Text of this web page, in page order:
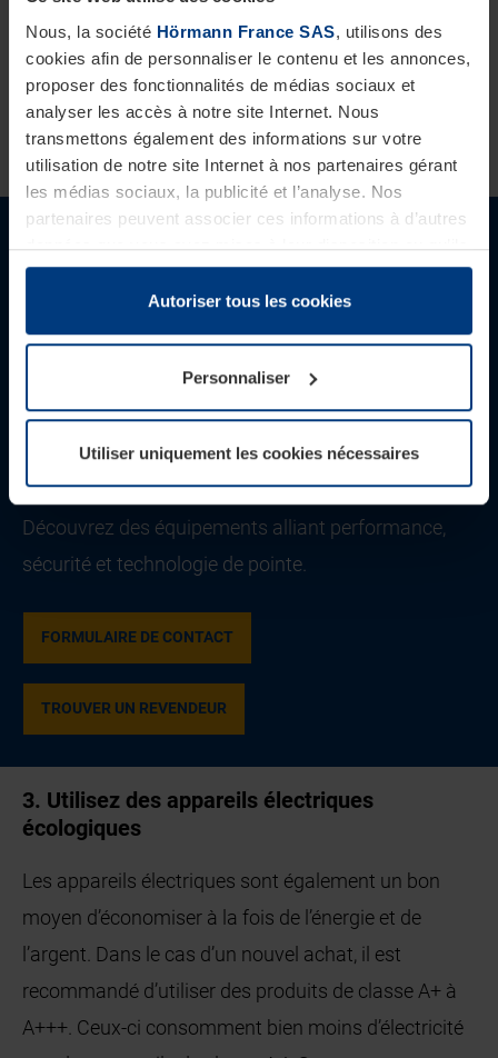
Nous, la société Hörmann France SAS, utilisons des
cookies afin de personnaliser le contenu et les annonces,
proposer des fonctionnalités de médias sociaux et
analyser les accès à notre site Internet. Nous
transmettons également des informations sur votre
utilisation de notre site Internet à nos partenaires gérant
les médias sociaux, la publicité et l’analyse. Nos
partenaires peuvent associer ces informations à d’autres
données que vous avez mises à leur disposition ou qu’ils
ont collectées dans le cadre de votre utilisation des
appareil s’ils sont absolument nécessaires au
fonctionnement de ce site. Pour tous les autres types de
cookies, nous avons besoin de votre autorisation. Vous
moment dans l’explication concernant les cookies sur la
pagePolitique de confidentialitéde notre site Internet.
Autoriser tous les cookies
Personnaliser
Utiliser uniquement les cookies nécessaires
isolée est particulièrement importante si elle est
directement reliée à la maison ou si vous souhaitez
utiliser le garage comme atelier ou local de
bricolage.
Intéressés par les solutions Hörmann
?
Nos revendeurs Hörmann France sont là pour vous
accompagner et vous orienter vers la solution la
plus adaptée à vos besoins.
Découvrez des équipements alliant performance,
sécurité et technologie de pointe.
FORMULAIRE DE CONTACT
TROUVER UN REVENDEUR
3. Utilisez des appareils électriques
écologiques
Les appareils électriques sont également un bon
moyen d’économiser à la fois de l’énergie et de
l’argent. Dans le cas d’un nouvel achat, il est
recommandé d’utiliser des produits de classe A+ à
A+++. Ceux-ci consomment bien moins d’électricité